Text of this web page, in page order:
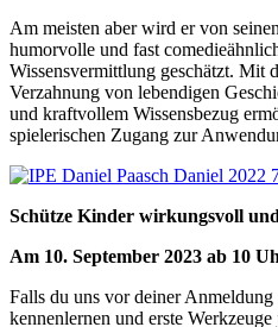
Am meisten aber wird er von
humorvolle und fast
Wissensvermittlung geschätzt. Mit
Verzahnung von lebendigen
und kraftvollem Wissensbezug
spielerischen Zugang zur
Schütze Kinder wirkungsvoll
Am 10. September 2023 ab 10
Falls du uns vor deiner Anmeldung
kennenlernen und erste